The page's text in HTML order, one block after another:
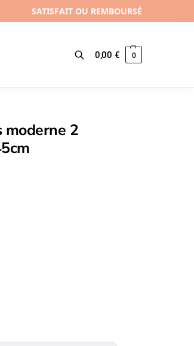
SATISFAIT OU REMBOURSÉ
0,00€ 0
moderne 2